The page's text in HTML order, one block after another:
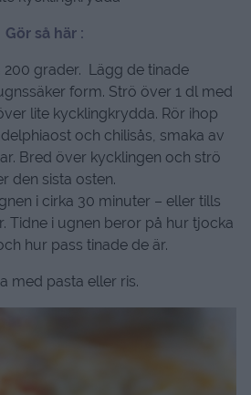
Gör så här :
200 grader. Lägg de tinade
form. Strö över 1 dl med
lite kycklingkrydda. Rör ihop
och chilisås, smaka av
Bred över kycklingen och strö
den sista osten.
i cirka 30 minuter – eller tills
Tidne i ugnen beror på hur tjocka
hur pass tinade de är.
med pasta eller ris.